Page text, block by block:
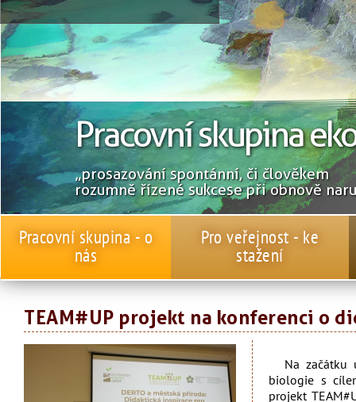
Pracovní skupina
„prosazování spontánní, či člověkem
rozumně řízené sukcese při obnově
Pracovní skupina - o
nás
Pro veřejnost - ke
stažení
TEAM#UP projekt na konferenci o
Na začátku
biologie s
projekt